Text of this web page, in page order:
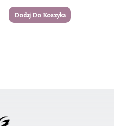
Dodaj Do Koszyka